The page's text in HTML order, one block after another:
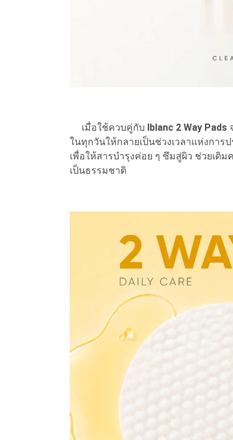
เมื่อใช้ควบคู่กับ Iblanc 2 Way Pads
ในทุกวันให้กลายเป็นช่วงเวลาแห่งกา
เพื่อให้สารบำรุงค่อย ๆ ซึมสู่ผิว ช่วยเติ
เป็นธรรมชาติ